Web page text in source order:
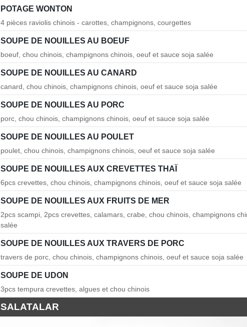
POTAGE WONTON
4 pièces raviolis chinois - carottes, champignons, courgettes
SOUPE DE NOUILLES AU BOEUF
boeuf, chou chinois, champignons chinois, oeuf et sauce soja salée
SOUPE DE NOUILLES AU CANARD
canard, chou chinois, champignons chinois, oeuf et sauce soja salée
SOUPE DE NOUILLES AU PORC
porc, chou chinois, champignons chinois, oeuf et sauce soja salée
SOUPE DE NOUILLES AU POULET
poulet, chou chinois, champignons chinois, oeuf et sauce soja salée
SOUPE DE NOUILLES AUX CREVETTES THAÏ
6pcs crevettes, chou chinois, champignons chinois, oeuf et sauce soja salée
SOUPE DE NOUILLES AUX FRUITS DE MER
2pcs scampi, 2pcs crevettes, calamars, crabe, chou chinois, champignons
salée
SOUPE DE NOUILLES AUX TRAVERS DE PORC
travers de porc, chou chinois, champignons chinois, oeuf et sauce soja salée
SOUPE DE UDON
3pcs tempura crevettes, algues et chou chinois
SALATALAR